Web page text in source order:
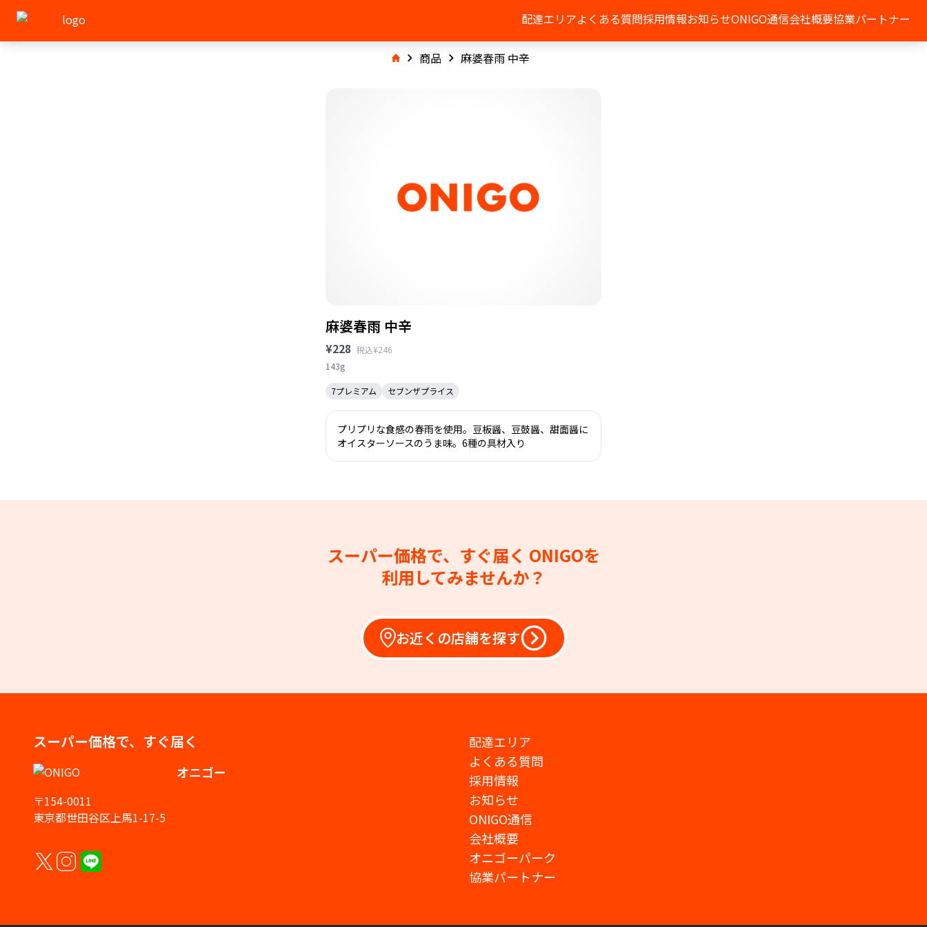
配達エリアよくある質問採用情報お知らせONIGO通信会社概要協業パートナー
商品 麻婆春雨 中辛
麻婆春雨 中辛
¥228 税込¥246
143g
7プレミアム セブンザプライス
プリプリな食感の春雨を使用。豆板醤、豆鼓醤、甜面醤に
オイスターソースのうま味。6種の具材入り
スーパー価格で、すぐ届く ONIGOを
利用してみませんか？
お近くの店舗を探す
スーパー価格で、すぐ届く
オニゴー
〒154-0011
東京都世田谷区上馬1-17-5
配達エリア
よくある質問
採用情報
お知らせ
ONIGO通信
会社概要
オニゴーパーク
協業パートナー